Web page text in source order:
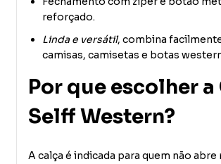
reforçado.
Linda e versátil, combina
camisas, camisetas e botas
Por que escolher a
Selff Western?
A calça é indicada para quem não abre